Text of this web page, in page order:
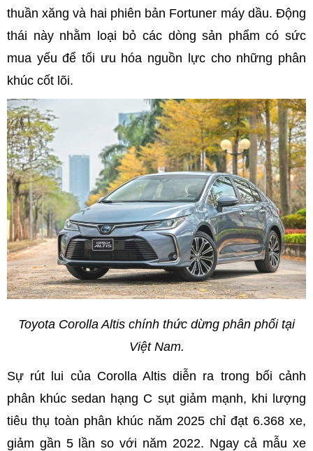
thuần xăng và hai phiên bản Fortuner máy dầu. Động
thái này nhằm loại bỏ các dòng sản phẩm có sức
mua yếu để tối ưu hóa nguồn lực cho những phân
khúc cốt lõi.
Toyota Corolla Altis chính thức dừng phân phối tại
Việt Nam.
Sự rút lui của Corolla Altis diễn ra trong bối cảnh
phân khúc sedan hạng C sụt giảm mạnh, khi lượng
tiêu thụ toàn phân khúc năm 2025 chỉ đạt 6.368 xe,
giảm gần 5 lần so với năm 2022. Ngay cả mẫu xe